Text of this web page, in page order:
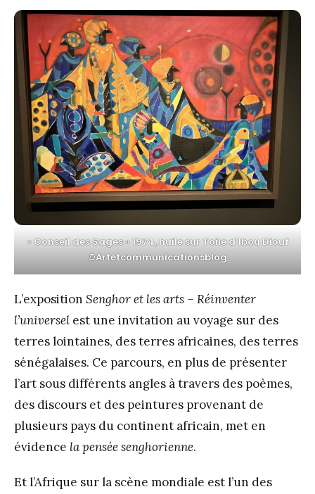
« Conseil des Sages » 1974, huile sur Toile d’Ibou Diouf
©Artetcommunicationsblog
L’exposition Senghor et les arts – Réinventer
l’universel est une invitation au voyage sur des
terres lointaines, des terres africaines, des terres
sénégalaises. Ce parcours, en plus de présenter
l’art sous différents angles à travers des poèmes,
des discours et des peintures provenant de
plusieurs pays du continent africain, met en
évidence la pensée senghorienne.
Et l’Afrique sur la scène mondiale est l’un des